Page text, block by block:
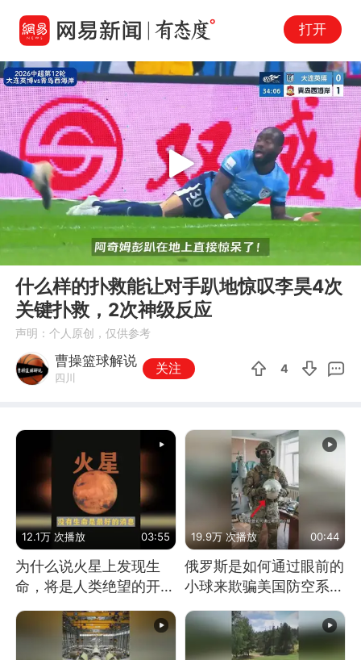
打开
00:47
Play
什么样的扑救能让对手趴地惊叹李昊4次
关键扑救，2次神级反应
声明：个人原创，仅供参考
曹操篮球解说
四川
关注 4
12.1万 次播放 03:55
为什么说火星上发现生
命，将是人类绝望的开
19.9万 次播放 00:44
俄罗斯是如何通过眼前的
小球来欺骗美国防空系统